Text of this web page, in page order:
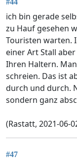
ich bin gerade
zu Hauf gesehen
Touristen warten.
einer Art Stall
Ihren Haltern.
schreien. Das ist
durch und durch.
sondern ganz
(Rastatt, 2021-06-
#47